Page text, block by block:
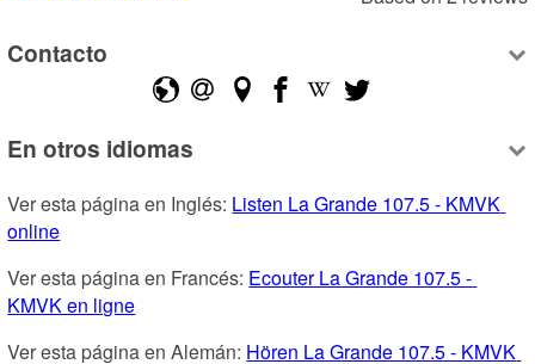
Contacto
En otros idiomas
Ver esta página en Inglés: Listen La Grande 107.5 - KMVK
online
Ver esta página en Francés: Ecouter La Grande 107.5 -
KMVK en ligne
Ver esta página en Alemán: Hören La Grande 107.5 - KMVK